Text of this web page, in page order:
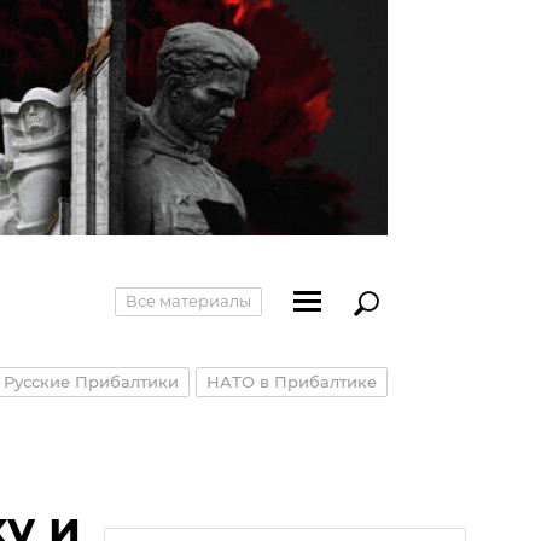
Все материалы
Русские Прибалтики НАТО в Прибалтике
и